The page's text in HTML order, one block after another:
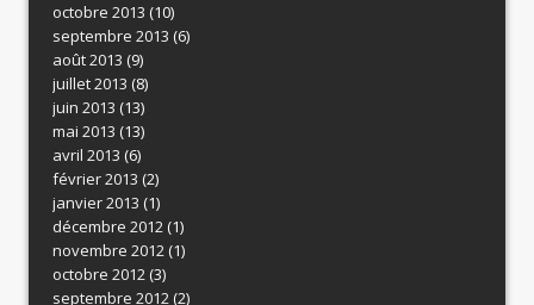
octobre 2013 (10)
septembre 2013 (6)
août 2013 (9)
juillet 2013 (8)
juin 2013 (13)
mai 2013 (13)
avril 2013 (6)
février 2013 (2)
janvier 2013 (1)
décembre 2012(1)
novembre 2012(1)
octobre 2012(3)
septembre 2012(2)